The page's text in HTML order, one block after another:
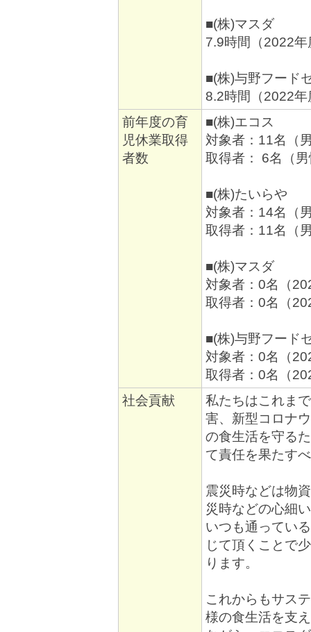
■(株)マスダ
7.9時間（2022年
■(株)与野フード
8.2時間（2022年
前年度の育
児休業取得
者数
■(株)エコス
対象者：11名（
取得者： 6名（
■(株)たいらや
対象者：14名（
取得者：11名（
■(株)マスダ
対象者：0名（
取得者：0名（
■(株)与野フード
対象者：0名（
取得者：0名（
社会貢献
私たちはこれま
害、新型コロナ
の食生活を守る
て責任を果たす
震災時などは物
災時などの心細
いつも通ってい
じて頂くことで
ります。
これからもサス
様の食生活を支